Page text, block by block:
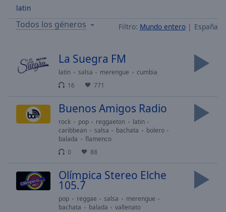
Duration
Loaded :
0.00%
Seek to
live,
Remaining
Rate
Chapters
latin
Filtro: Mundo entero España
Todos los géneros
La Suegra FM
latin salsa merengue
cumbia
16
771
Buenos Amigos Radio
rock pop reggaeton
latin
caribbean
salsa bachata
bolero
balada
flamenco
0
88
Olímpica Stereo Elche
105.7
pop reggae salsa
merengue
bachata
balada
vallenato